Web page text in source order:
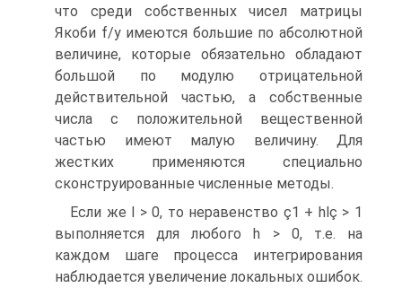
что среди собственных чисел матрицы
Якоби f/y имеются большие по абсолютной
величине, которые обязательно обладают
большой по модулю отрицательной
действительной частью, а собственные
числа с положительной вещественной
частью имеют малую величину. Для
жестких применяются специально
сконструированные численные методы.
Если же l > 0, то неравенство ç1 + hlç > 1
выполняется для любого h > 0, т.е. на
каждом шаге процесса интегрирования
наблюдается увеличение локальных ошибок.